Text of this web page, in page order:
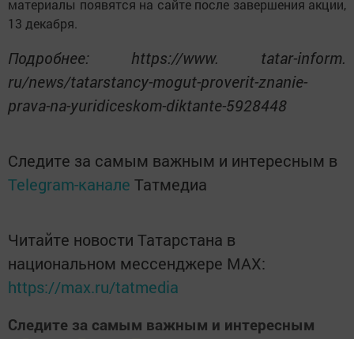
материалы появятся на сайте после завершения акции,
13 декабря.
Подробнее: https://www. tatar-inform.
ru/news/tatarstancy-mogut-proverit-znanie-
prava-na-yuridiceskom-diktante-5928448
Следите за самым важным и интересным в
Telegram-канале Татмедиа
Читайте новости Татарстана в
национальном мессенджере MАХ:
https://max.ru/tatmedia
Следите за самым важным и интересным